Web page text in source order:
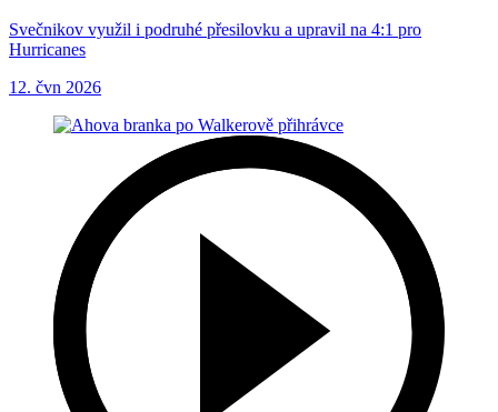
Svečnikov využil i podruhé přesilovku a upravil na 4:1 pro
Hurricanes
12. čvn 2026